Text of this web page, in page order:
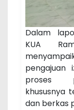
Dalam
KUA
pengajuan
proses
khususnya
dan berkas